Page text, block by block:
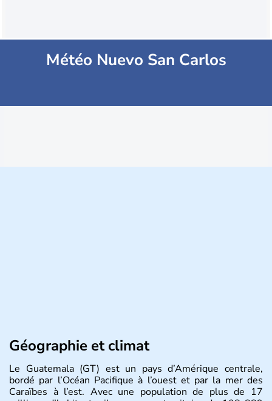
Météo Nuevo San Carlos
Géographie et climat
Le Guatemala (GT) est un pays d’Amérique centrale,
bordé par l’Océan Pacifique à l’ouest et par la mer des
Caraïbes à l’est. Avec une population de plus de 17